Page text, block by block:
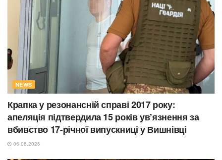
NEWS
Крапка у резонансній справі 2017 року:
апеляція підтвердила 15 років ув’язнення за
вбивство 17-річної випускниці у Вишнівці
06.08.2026